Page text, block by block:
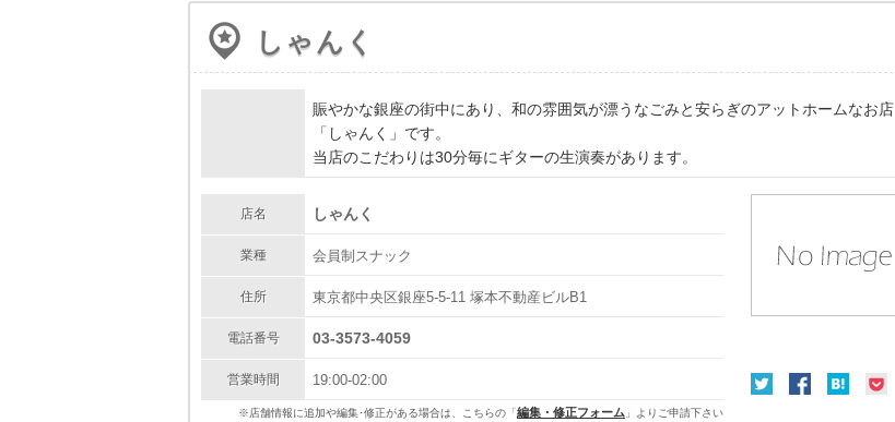
しゃんく
PR
賑やかな銀座の街中にあり、和の雰囲気が漂うなごみと安らぎのアットホームなお店
「しゃんく」です。
当店のこだわりは30分毎にギターの生演奏があります。
店名 しゃんく
業種 会員制スナック
住所 東京都中央区銀座5-5-11 塚本不動産ビルB1
電話番号 03-3573-4059
営業時間 19:00-02:00
※店舗情報に追加や編集･修正がある場合は、こちらの「編集・修正フォーム 」よりご申請下さい